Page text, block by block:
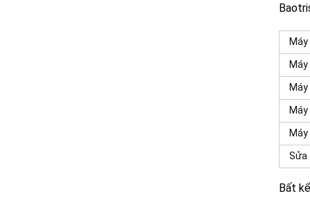
Bất